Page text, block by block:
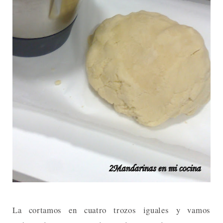
La cortamos en cuatro trozos iguales y vamos